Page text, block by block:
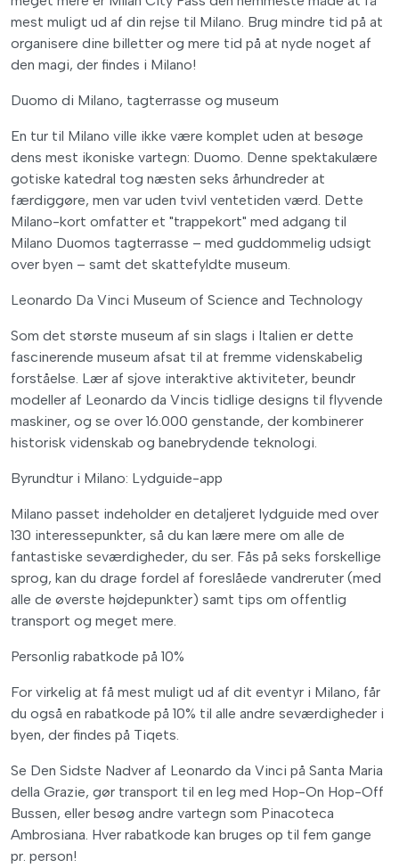
mest muligt ud af din rejse til Milano. Brug mindre tid på at
organisere dine billetter og mere tid på at nyde noget af
den magi, der findes i Milano!
Duomo di Milano, tagterrasse og museum
En tur til Milano ville ikke være komplet uden at besøge
dens mest ikoniske vartegn: Duomo. Denne spektakulære
gotiske katedral tog næsten seks århundreder at
færdiggøre, men var uden tvivl ventetiden værd. Dette
Milano-kort omfatter et "trappekort" med adgang til
Milano Duomos tagterrasse – med guddommelig udsigt
over byen – samt det skattefyldte museum.
Leonardo Da Vinci Museum of Science and Technology
Som det største museum af sin slags i Italien er dette
fascinerende museum afsat til at fremme videnskabelig
forståelse. Lær af sjove interaktive aktiviteter, beundr
modeller af Leonardo da Vincis tidlige designs til flyvende
maskiner, og se over 16.000 genstande, der kombinerer
historisk videnskab og banebrydende teknologi.
Byrundtur i Milano: Lydguide-app
Milano passet indeholder en detaljeret lydguide med over
130 interessepunkter, så du kan lære mere om alle de
fantastiske seværdigheder, du ser. Fås på seks forskellige
sprog, kan du drage fordel af foreslåede vandreruter (med
alle de øverste højdepunkter) samt tips om offentlig
transport og meget mere.
Personlig rabatkode på 10%
For virkelig at få mest muligt ud af dit eventyr i Milano, får
du også en rabatkode på 10% til alle andre seværdigheder i
byen, der findes på Tiqets.
Se Den Sidste Nadver af Leonardo da Vinci på Santa Maria
della Grazie, gør transport til en leg med Hop-On Hop-Off
Bussen, eller besøg andre vartegn som Pinacoteca
Ambrosiana. Hver rabatkode kan bruges op til fem gange
pr. person!